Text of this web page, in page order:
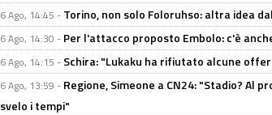
6 Ago, 14:45 - Torino, non solo Foloruhso: altra idea
6 Ago, 14:30 - Per l'attacco proposto Embolo: c'è
6 Ago, 14:15 - Schira: "Lukaku ha rifiutato alcune
6 Ago, 13:59 - Regione, Simeone a CN24: "Stadio? Al
svelo i tempi"